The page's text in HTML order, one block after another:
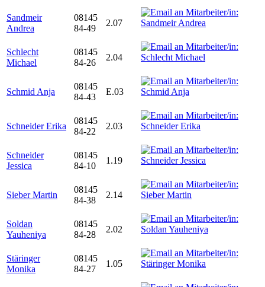
Sandmeir
Andrea
08145
84-49
2.07
Schlecht
Michael
08145
84-26
2.04
Schmid Anja
08145
84-43
E.03
Schneider Erika
08145
84-22
2.03
Schneider
Jessica
08145
84-10
1.19
Sieber Martin
08145
84-38
2.14
Soldan
Yauheniya
08145
84-28
2.02
Stäringer
Monika
08145
84-27
1.05